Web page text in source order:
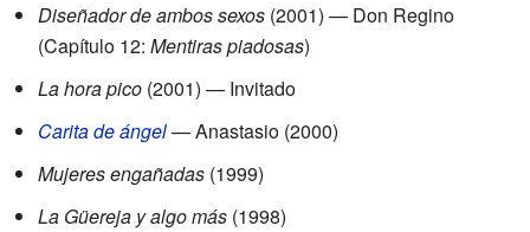
Diseñador de ambos sexos (2001) — Don Regino
(Capítulo 12: Mentiras piadosas)
La hora pico (2001) — Invitado
Carita de ángel— Anastasio (2000)
Mujeres engañadas (1999)
La Güereja y algo más (1998)